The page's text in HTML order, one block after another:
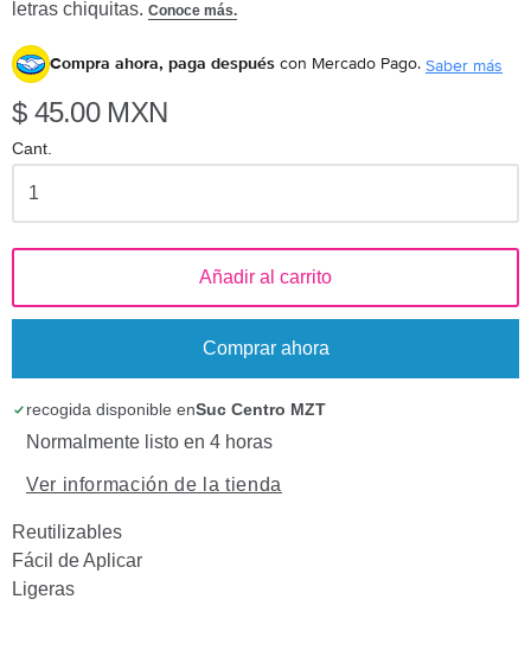
Compra ahora, paga después con Mercado Pago. Saber más
$ 45.00 MXN
Cant.
Añadir al carrito
Comprar ahora
recogida disponible enSuc Centro MZT
Normalmente listo en 4 horas
Ver información de la tienda
Reutilizables
Fácil de Aplicar
Ligeras